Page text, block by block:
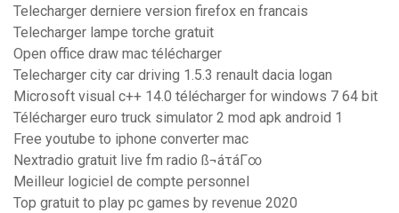
Telecharger derniere version firefox en francais
Telecharger lampe torche gratuit
Open office draw mac télécharger
Telecharger city car driving 1.5.3 renault dacia logan
Microsoft visual c++ 14.0 télécharger for windows 7 64 bit
Télécharger euro truck simulator 2 mod apk android 1
Free youtube to iphone converter mac
Nextradio gratuit live fm radio ß¬áτáΓ∞
Meilleur logiciel de compte personnel
Top gratuit to play pc games by revenue 2020